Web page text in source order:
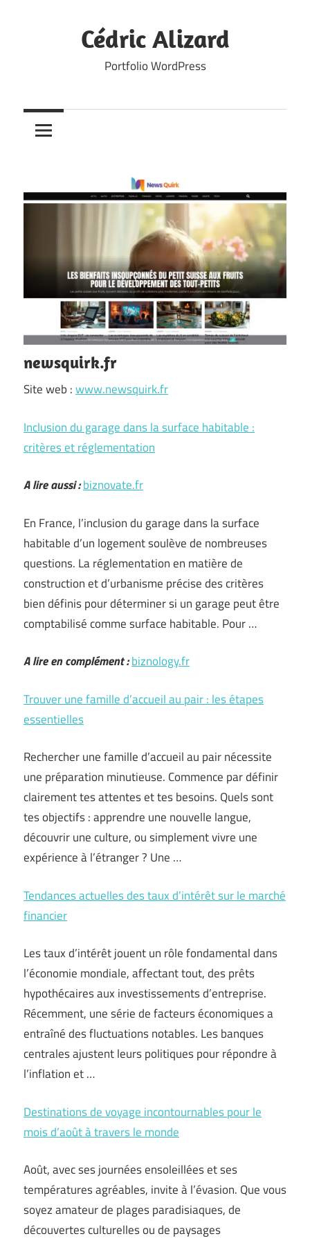
Cédric Alizard
Portfolio WordPress
newsquirk.fr
Site web :www.newsquirk.fr
Inclusion du garage dans la surface habitable :
critères et réglementation
A lire aussi :biznovate.fr
En France, l’inclusion du garage dans la surface
habitable d’un logement soulève de nombreuses
questions. La réglementation en matière de
construction et d’urbanisme précise des critères
bien définis pour déterminer si un garage peut être
comptabilisé comme surface habitable. Pour …
A lire en complément :biznology.fr
Trouver une famille d’accueil au pair : les étapes
essentielles
Rechercher une famille d’accueil au pair nécessite
une préparation minutieuse. Commence par définir
clairement tes attentes et tes besoins. Quels sont
tes objectifs : apprendre une nouvelle langue,
découvrir une culture, ou simplement vivre une
expérience à l’étranger ? Une …
Tendances actuelles des taux d’intérêt sur le marché
financier
Les taux d’intérêt jouent un rôle fondamental dans
l’économie mondiale, affectant tout, des prêts
hypothécaires aux investissements d’entreprise.
Récemment, une série de facteurs économiques a
entraîné des fluctuations notables. Les banques
centrales ajustent leurs politiques pour répondre à
l’inflation et …
Destinations de voyage incontournables pour le
mois d’août à travers le monde
Août, avec ses journées ensoleillées et ses
températures agréables, invite à l’évasion. Que vous
soyez amateur de plages paradisiaques, de
découvertes culturelles ou de paysages